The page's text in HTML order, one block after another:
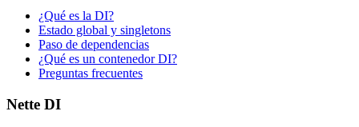
¿Qué es la DI?
Estado global y singletons
Paso de dependencias
¿Qué es un contenedor DI?
Preguntas frecuentes
Nette DI